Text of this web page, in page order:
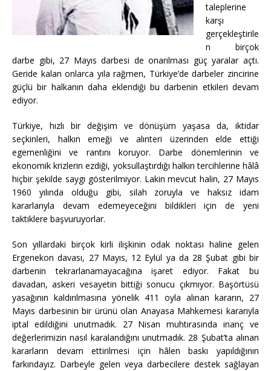
taleplerine
karşı
gerçekleştirile
n birçok
darbe gibi, 27 Mayıs darbesi de onarılması güç yaralar açtı.
Geride kalan onlarca yıla rağmen, Türkiye’de darbeler zincirine
güçlü bir halkanın daha eklendiği bu darbenin etkileri devam
ediyor.
Türkiye, hızlı bir değişim ve dönüşüm yaşasa da, iktidar
seçkinleri, halkın emeği ve alınteri üzerinden elde ettiği
egemenliğini ve rantını koruyor. Darbe dönemlerinin ve
ekonomik krizlerin ezdiği, yoksullaştırdığı halkın tercihlerine hâlâ
hiçbir şekilde saygı gösterilmiyor. Lakin mevcut halin, 27 Mayıs
1960 yılında olduğu gibi, silah zoruyla ve haksız idam
kararlarıyla devam edemeyeceğini bildikleri için de yeni
taktiklere başvuruyorlar.
Son yıllardaki birçok kirli ilişkinin odak noktası haline gelen
Ergenekon davası, 27 Mayıs, 12 Eylül ya da 28 Şubat gibi bir
darbenin tekrarlanamayacağına işaret ediyor. Fakat bu
davadan, askeri vesayetin bittiği sonucu çıkmıyor. Başörtüsü
yasağının kaldırılmasına yönelik 411 oyla alınan kararın, 27
Mayıs darbesinin bir ürünü olan Anayasa Mahkemesi kararıyla
iptal edildiğini unutmadık. 27 Nisan muhtırasında inanç ve
değerlerimizin nasıl karalandığını unutmadık. 28 Şubat’ta alınan
kararların devam ettirilmesi için hâlen baskı yapıldığının
farkındayız. Darbeyle gelen veya darbecilere destek sağlayan